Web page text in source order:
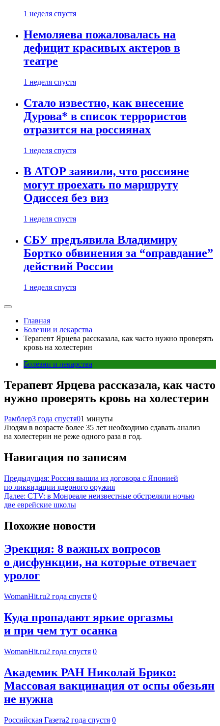
1 неделя спустя
Немоляева пожаловалась на
дефицит красивых актеров в
театре
1 неделя спустя
Стало известно, как внесение
Дурова* в список террористов
отразится на россиянах
1 неделя спустя
В АТОР заявили, что россияне
могут проехать по маршруту
Одиссея без виз
1 неделя спустя
СБУ предъявила Владимиру
Бортко обвинения за “оправдание”
действий России
1 неделя спустя
Главная
Болезни и лекарства
Терапевт Ярцева рассказала, как часто нужно проверять
кровь на холестерин
Болезни и лекарства
Терапевт Ярцева рассказала, как часто
нужно проверять кровь на холестерин
Рамблер3 года спустя01 минуты
Людям в возрасте более 35 лет необходимо сдавать анализ
на холестерин не реже одного раза в год.
Навигация по записям
Предыдущая: Россия вышла из договора с Японией
по ликвидации ядерного оружия
Далее: CTV: в Монреале неизвестные обстреляли ночью
две еврейские школы
Похожие новости
Эрекция: 8 важных вопросов
о дисфункции, на которые отвечает
уролог
WomanHit.ru2 года спустя 0
Куда пропадают яркие оргазмы
и при чем тут осанка
WomanHit.ru2 года спустя 0
Академик РАН Николай Брико:
Массовая вакцинация от оспы обезьян
не нужна
Российская Газета2 года спустя 0